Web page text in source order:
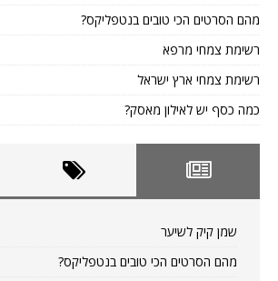
מהם הסרטים הכי טובים בנטפליקס?
רשימת צמחי מרפא
רשימת צמחי ארץ ישראל
כמה כסף יש לאילון מאסק?
שמן קיק לשיער
מהם הסרטים הכי טובים בנטפליקס?